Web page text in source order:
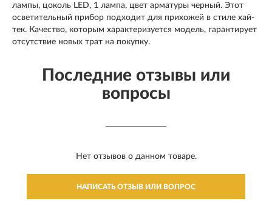
лампы, цоколь LED, 1 лампа, цвет арматуры черный. Этот
осветительный прибор подходит для прихожей в стиле хай-
тек. Качество, которым характеризуется модель, гарантирует
отсутствие новых трат на покупку.
Последние отзывы или
вопросы
Нет отзывов о данном товаре.
НАПИСАТЬ ОТЗЫВ ИЛИ ВОПРОС